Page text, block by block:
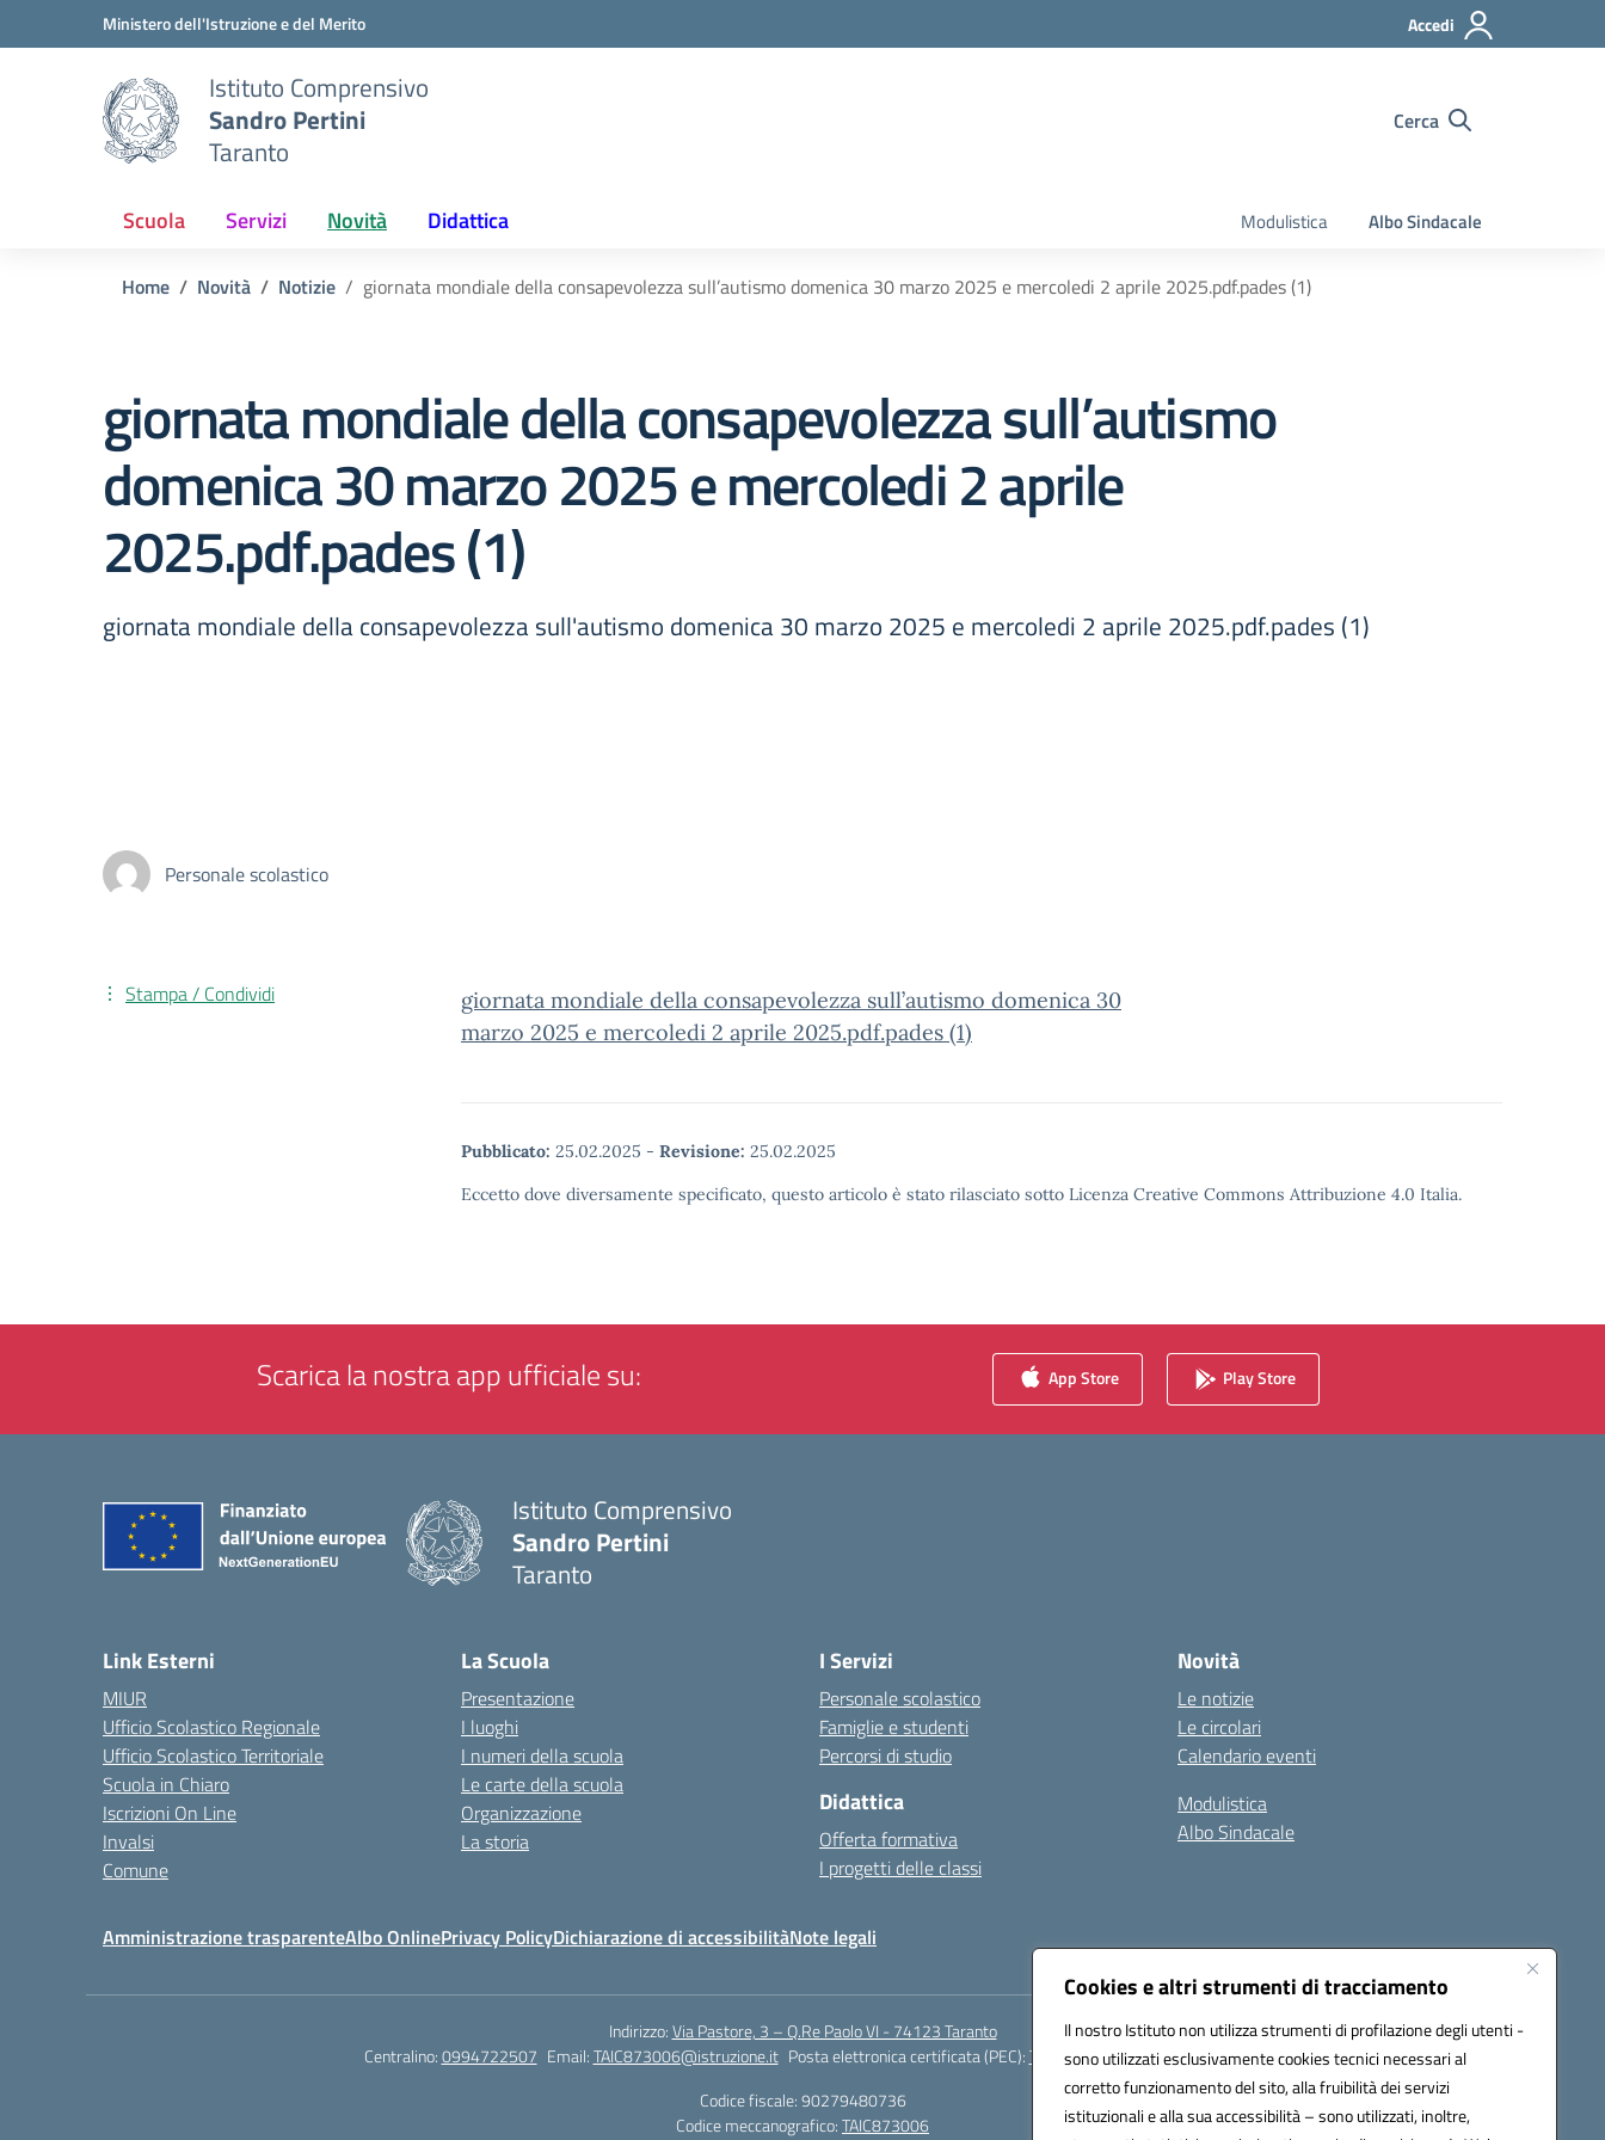
Cookies e altri strumenti di tracciamento
Il nostro Istituto non utilizza strumenti di profilazione degli utenti -
sono utilizzati esclusivamente cookies tecnici necessari al
corretto funzionamento del sito, alla fruibilità dei servizi
istituzionali e alla sua accessibilità – sono utilizzati, inoltre,
Vai ai contenuti
Vai al menu di navigazioneMinistero dell'Istruzione e del Merito Accedi
Istituto Comprensivo
Sandro Pertini
Taranto
Cerca
Scuola Servizi Novità Didattica Modulistica Albo Sindacale
Home Novità Notizie giornata mondiale della consapevolezza sull’autismo domenica 30 marzo 2025 e mercoledi 2 aprile 2025.pdf.pades (1)
giornata mondiale della consapevolezza sull’autismo
domenica 30 marzo 2025 e mercoledi 2 aprile
2025.pdf.pades (1)
giornata mondiale della consapevolezza sull'autismo domenica 30 marzo 2025 e mercoledi 2 aprile 2025.pdf.pades (1)
Personale scolastico
giornata mondiale della consapevolezza sull’autismo domenica 30
marzo 2025 e mercoledi 2 aprile 2025.pdf.pades (1)
Pubblicato: 25.02.2025 - Revisione: 25.02.2025
Eccetto dove diversamente specificato, questo articolo è stato rilasciato sotto Licenza Creative Commons Attribuzione 4.0 Italia.
Stampa / Condividi
Scarica la nostra app ufficiale su: App Store Play Store
Istituto Comprensivo
Sandro Pertini
Taranto
Link Esterni
MIUR
Ufficio Scolastico Regionale
Ufficio Scolastico Territoriale
Scuola in Chiaro
Iscrizioni On Line
Invalsi
Comune
La Scuola
Presentazione
I luoghi
I numeri della scuola
Le carte della scuola
Organizzazione
La storia
I Servizi
Personale scolastico
Famiglie e studenti
Percorsi di studio
Didattica
Offerta formativa
I progetti delle classi
Novità
Le notizie
Le circolari
Calendario eventi
Modulistica
Albo Sindacale
Amministrazione trasparenteAlbo OnlinePrivacy PolicyDichiarazione di accessibilitàNote legali
Indirizzo:Via Pastore, 3 – Q.Re Paolo VI - 74123 Taranto
Centralino:0994722507 Email:TAIC873006@istruzione.it Posta elettronica certificata (PEC):TAIC873006@pec.istruzione.it
Codice fiscale: 90279480736
Codice meccanografico:TAIC873006